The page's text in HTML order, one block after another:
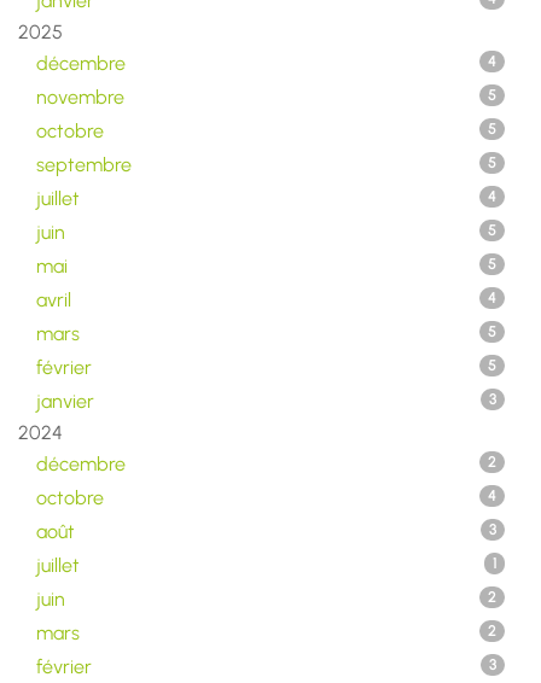
2025
décembre
4
novembre 5
octobre 5
septembre 5
juillet 4
juin 5
mai 5
avril 4
mars 5
février 5
janvier 3
2024
décembre
2
octobre 4
août 3
juillet 1
juin 2
mars 2
février 3